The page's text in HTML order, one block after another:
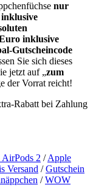
nur
inklusive
Gutscheincode
Sie sich dieses
jetzt auf „zum
der Vorrat reicht!
Rabatt bei Zahlung
2 /Apple
Versand /Gutschein
/WOW